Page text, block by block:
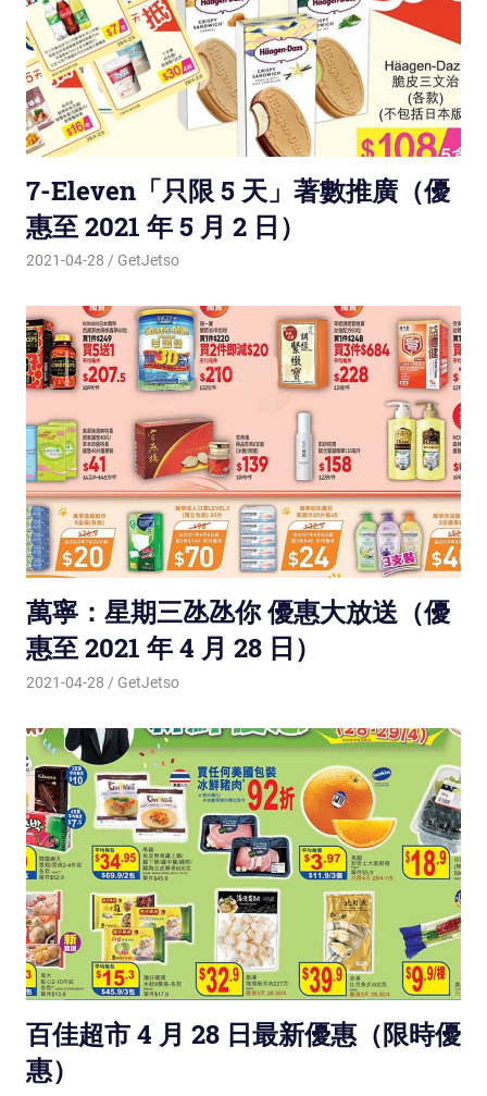
7-Eleven「只限 5 天」著數推廣（優
惠至 2021 年 5 月 2 日）
2021-04-28 GetJetso
萬寧：星期三氹氹你 優惠大放送（優
惠至 2021 年 4 月 28 日）
2021-04-28 GetJetso
百佳超市 4 月 28 日最新優惠（限時優
惠）